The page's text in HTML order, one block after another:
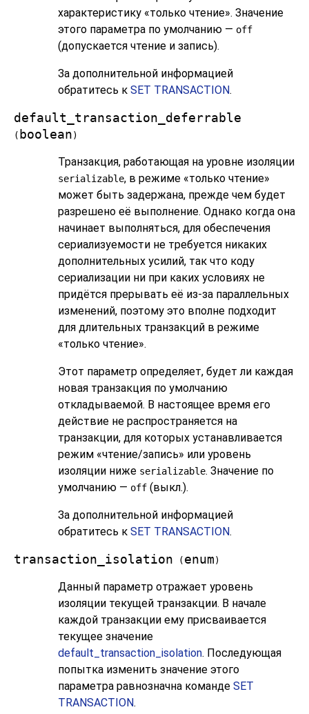
характеристику «только чтение». Значение
этого параметра по умолчанию — off
(допускается чтение и запись).
За дополнительной информацией
обратитесь к SET TRANSACTION.
default_transaction_deferrable
( boolean )
Транзакция, работающая на уровне изоляции
serializable, в режиме «только чтение»
может быть задержана, прежде чем будет
разрешено её выполнение. Однако когда она
начинает выполняться, для обеспечения
сериализуемости не требуется никаких
дополнительных усилий, так что коду
сериализации ни при каких условиях не
придётся прерывать её из-за параллельных
изменений, поэтому это вполне подходит
для длительных транзакций в режиме
«только чтение».
Этот параметр определяет, будет ли каждая
новая транзакция по умолчанию
откладываемой. В настоящее время его
действие не распространяется на
транзакции, для которых устанавливается
режим «чтение/запись» или уровень
изоляции ниже serializable. Значение по
умолчанию — off (выкл.).
За дополнительной информацией
обратитесь к SET TRANSACTION.
transaction_isolation ( enum )
Данный параметр отражает уровень
изоляции текущей транзакции. В начале
каждой транзакции ему присваивается
текущее значение
default_transaction_isolation. Последующая
попытка изменить значение этого
параметра равнозначна команде SET
TRANSACTION.